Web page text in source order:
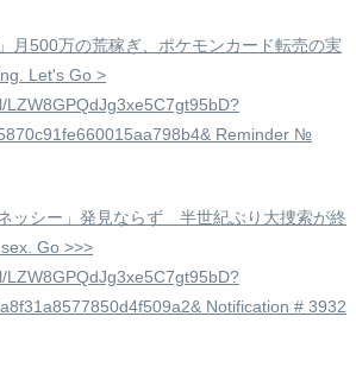
月500万の荒稼ぎ、ポケモンカード転売の実
Let's Go >
LZW8GPQdJg3xe5C7gt95bD?
Reminder №
ネッシー」発見ならず 半世紀ぶり大捜索が終
Go >>>
LZW8GPQdJg3xe5C7gt95bD?
Notification # 3932